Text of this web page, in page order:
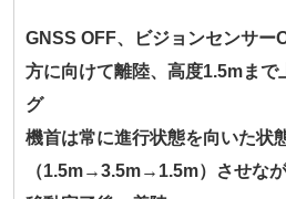
GNSS OFF、ビジョンセンサー
方に向けて離陸、高度1.5mまで
グ
機首は常に進行状態を向いた状
（1.5m→3.5m→1.5m）させな